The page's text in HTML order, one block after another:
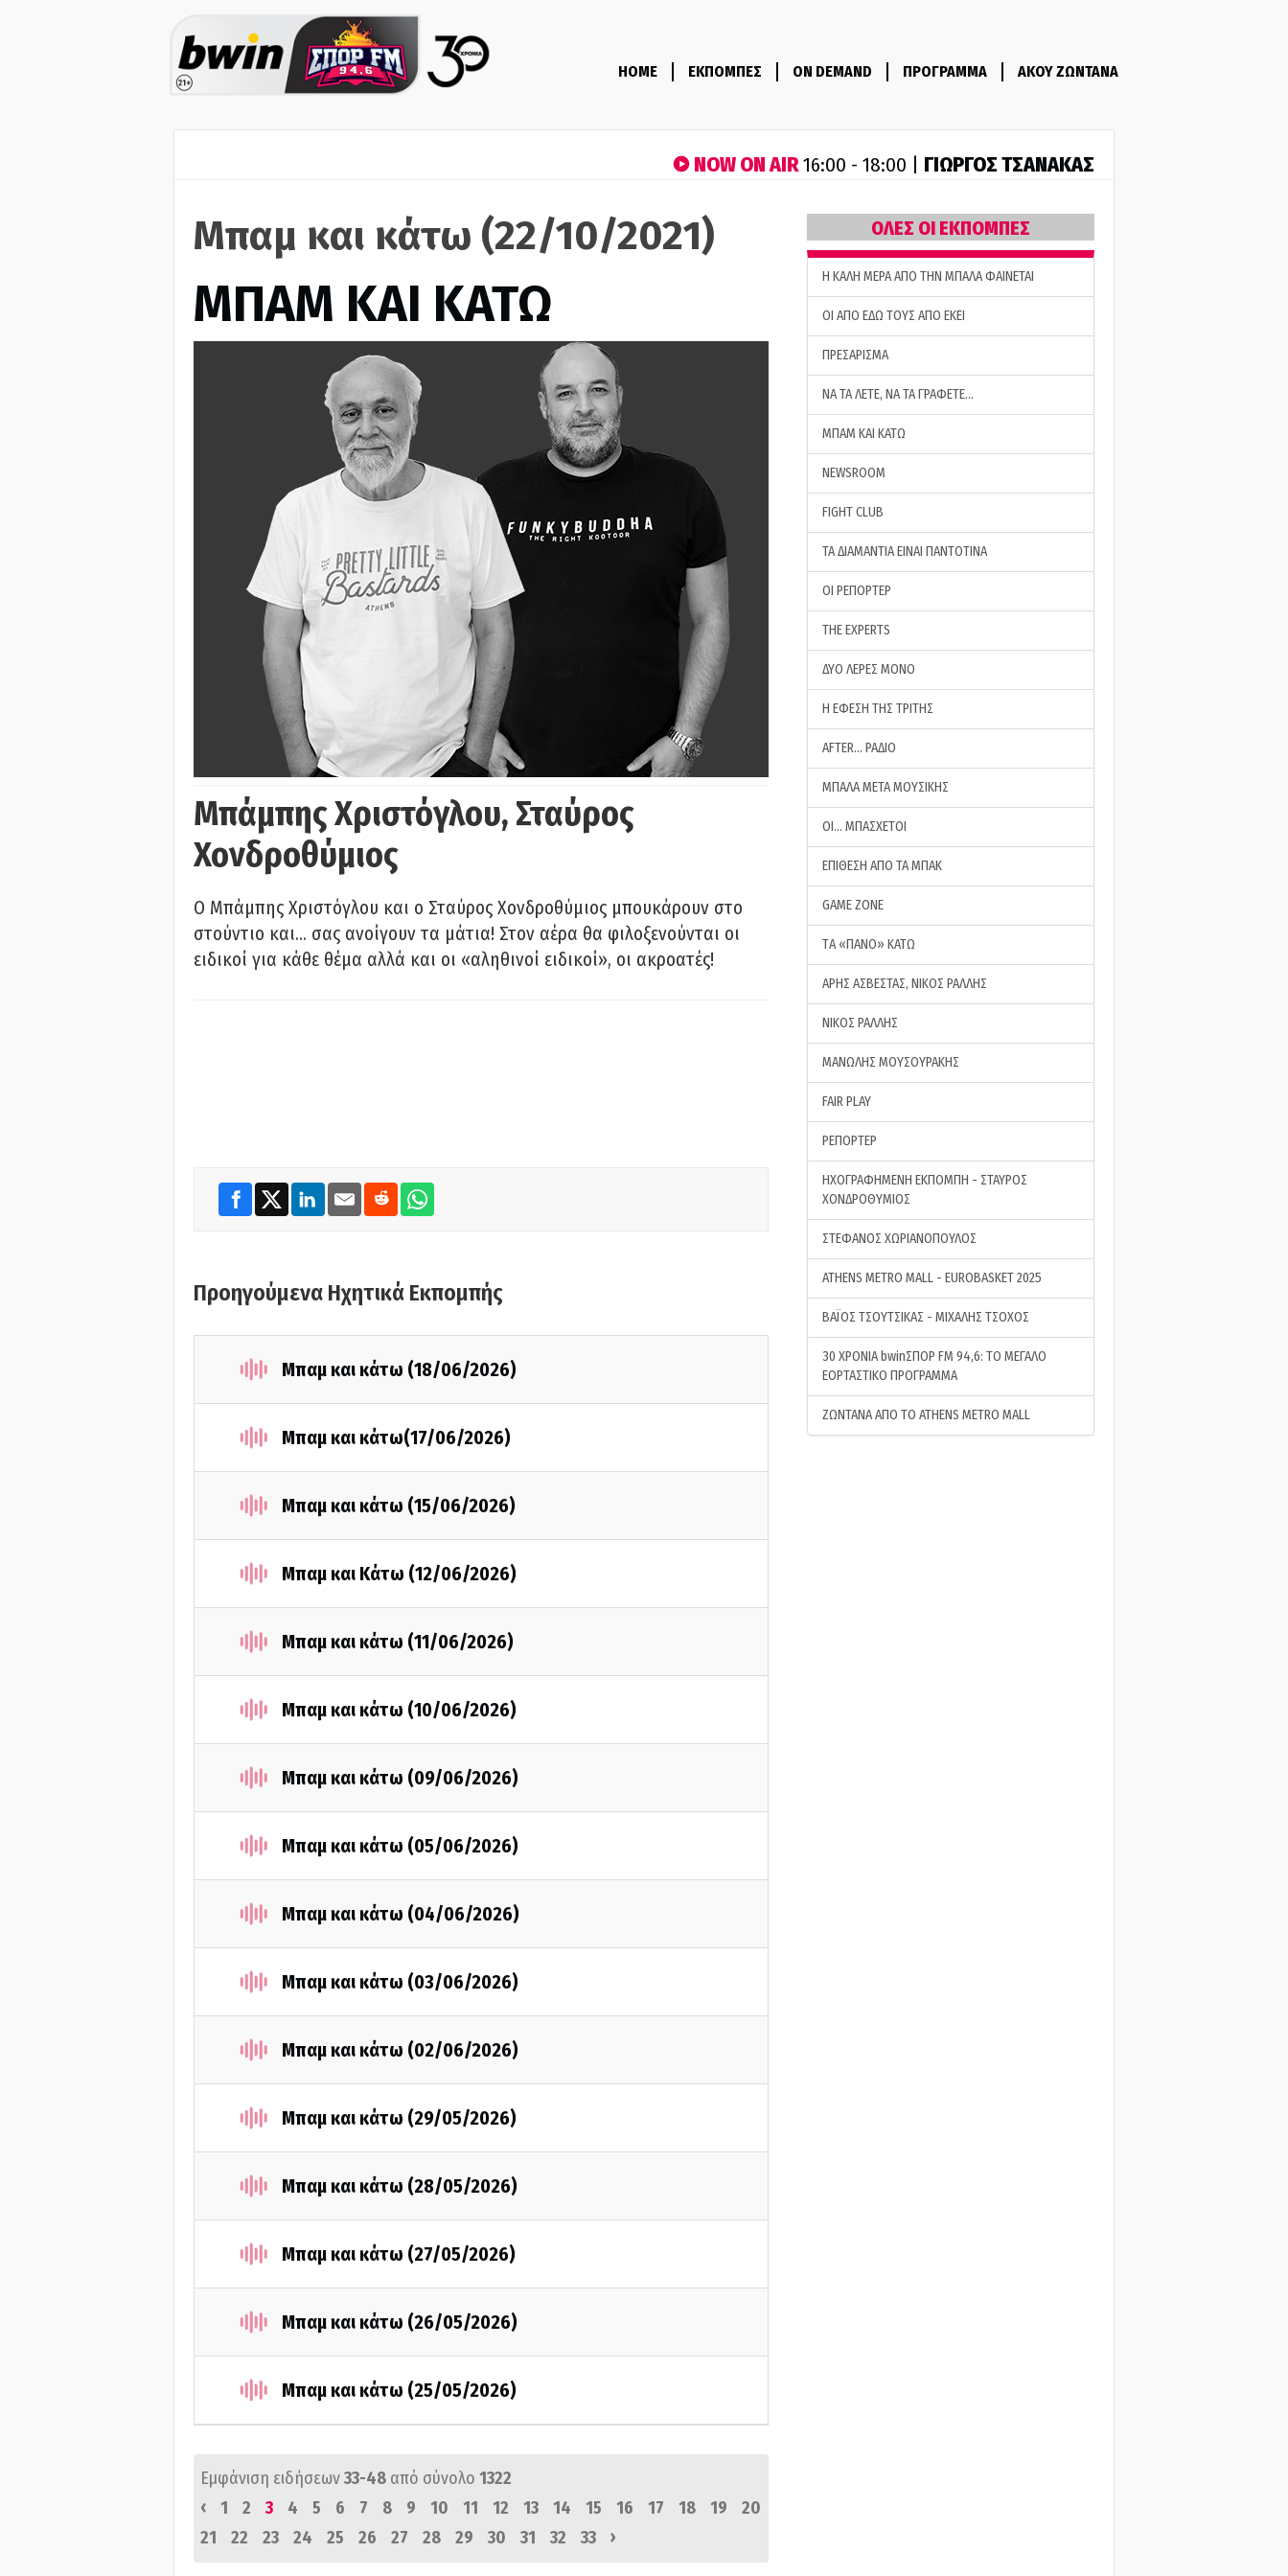
HOME ΕΚΠΟΜΠΕΣ ON DEMAND ΠΡΟΓΡΑΜΜΑ ΑΚΟΥ ΖΩΝΤΑΝΑ
NOW ON AIR16:00 - 18:00 | ΓΙΩΡΓΟΣ ΤΣΑΝΑΚΑΣ
Μπαμ και κάτω (22/10/2021)
ΜΠΑΜ ΚΑΙ ΚΑΤΩ
Μπάμπης Χριστόγλου, Σταύρος
Χονδροθύμιος
O Μπάμπης Χριστόγλου και ο Σταύρος Χονδροθύμιος μπουκάρουν στο
στούντιο και… σας ανοίγουν τα μάτια! Στον αέρα θα φιλοξενούνται οι
ειδικοί για κάθε θέμα αλλά και οι «αληθινοί ειδικοί», οι ακροατές!
Προηγούμενα Ηχητικά Εκπομπής
Μπαμ και κάτω (18/06/2026)
Μπαμ και κάτω(17/06/2026)
Μπαμ και κάτω (15/06/2026)
Μπαμ και Κάτω (12/06/2026)
Μπαμ και κάτω (11/06/2026)
Μπαμ και κάτω (10/06/2026)
Μπαμ και κάτω (09/06/2026)
Μπαμ και κάτω (05/06/2026)
Μπαμ και κάτω (04/06/2026)
Μπαμ και κάτω (03/06/2026)
Μπαμ και κάτω (02/06/2026)
Μπαμ και κάτω (29/05/2026)
Μπαμ και κάτω (28/05/2026)
Μπαμ και κάτω (27/05/2026)
Μπαμ και κάτω (26/05/2026)
Μπαμ και κάτω (25/05/2026)
Εμφάνιση ειδήσεων33-48 από σύνολο 1322
‹
1 2 3 4 5 6 7 8 9 10 11 12 13 14 15 16 17 18 19
20
21
22 23 24 25 26 27 28 29 30 31 32 33 ›
ΟΛΕΣ ΟΙ ΕΚΠΟΜΠΕΣ
H ΚΑΛΗ ΜΕΡΑ ΑΠΟ ΤΗΝ ΜΠΑΛΑ ΦΑΙΝΕΤΑΙ
ΟΙ ΑΠΟ ΕΔΩ ΤΟΥΣ ΑΠΟ ΕΚΕΙ
ΠΡΕΣΑΡΙΣΜΑ
ΝΑ ΤΑ ΛΕΤΕ, ΝΑ ΤΑ ΓΡΑΦΕΤΕ…
ΜΠΑΜ ΚΑΙ ΚΑΤΩ
NEWSROOM
FIGHT CLUB
ΤΑ ΔΙΑΜΑΝΤΙΑ ΕΙΝΑΙ ΠΑΝΤΟΤΙΝΑ
ΟΙ ΡΕΠΟΡΤΕΡ
THE EXPERTS
ΔΥΟ ΛΕΡΕΣ ΜΟΝΟ
Η ΕΦΕΣΗ ΤΗΣ ΤΡΙΤΗΣ
AFTER… ΡΑΔΙΟ
ΜΠΑΛΑ ΜΕΤΑ ΜΟΥΣΙΚΗΣ
ΟΙ… ΜΠΑΣΧΕΤΟΙ
ΕΠΙΘΕΣΗ ΑΠΟ ΤΑ ΜΠΑΚ
GAME ZONE
ΤA «ΠΑΝΟ» ΚΑΤΩ
ΑΡΗΣ ΑΣΒΕΣΤΑΣ, ΝΙΚΟΣ ΡΑΛΛΗΣ
ΝΙΚΟΣ ΡΑΛΛΗΣ
ΜΑΝΩΛΗΣ ΜΟΥΣΟΥΡΑΚΗΣ
FAIR PLAY
ΡΕΠΟΡΤΕΡ
ΗΧΟΓΡΑΦΗΜΕΝΗ ΕΚΠΟΜΠΗ - ΣΤΑΥΡΟΣ
ΧΟΝΔΡΟΘΥΜΙΟΣ
ΣΤΕΦΑΝΟΣ ΧΩΡΙΑΝΟΠΟΥΛΟΣ
ATHENS METRO MALL - EUROBASKET 2025
ΒΑΪΟΣ ΤΣΟΥΤΣΙΚΑΣ - ΜΙΧΑΛΗΣ ΤΣΟΧΟΣ
30 ΧΡΟΝΙΑ bwinΣΠΟΡ FM 94,6: ΤΟ ΜΕΓΑΛΟ
ΕΟΡΤΑΣΤΙΚΟ ΠΡΟΓΡΑΜΜΑ
ΖΩΝΤΑΝΑ ΑΠΟ ΤΟ ATHENS METRO MALL